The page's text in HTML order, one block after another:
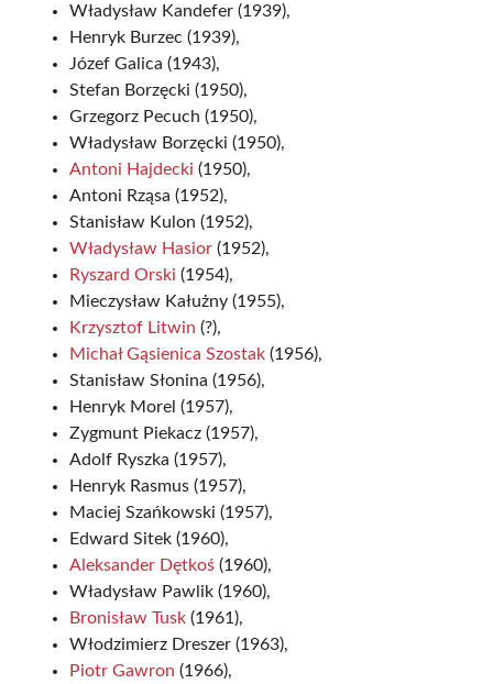
Władysław Kandefer (1939),
Henryk Burzec (1939),
Józef Galica (1943),
Stefan Borzęcki (1950),
Grzegorz Pecuch (1950),
Władysław Borzęcki (1950),
Antoni Hajdecki (1950),
Antoni Rząsa (1952),
Stanisław Kulon (1952),
Władysław Hasior (1952),
Ryszard Orski (1954),
Mieczysław Kałużny (1955),
Krzysztof Litwin (?),
Michał Gąsienica Szostak (1956),
Stanisław Słonina (1956),
Henryk Morel (1957),
Zygmunt Piekacz (1957),
Adolf Ryszka (1957),
Henryk Rasmus (1957),
Maciej Szańkowski (1957),
Edward Sitek (1960),
Aleksander Dętkoś (1960),
Władysław Pawlik (1960),
Bronisław Tusk (1961),
Włodzimierz Dreszer (1963),
Piotr Gawron (1966),